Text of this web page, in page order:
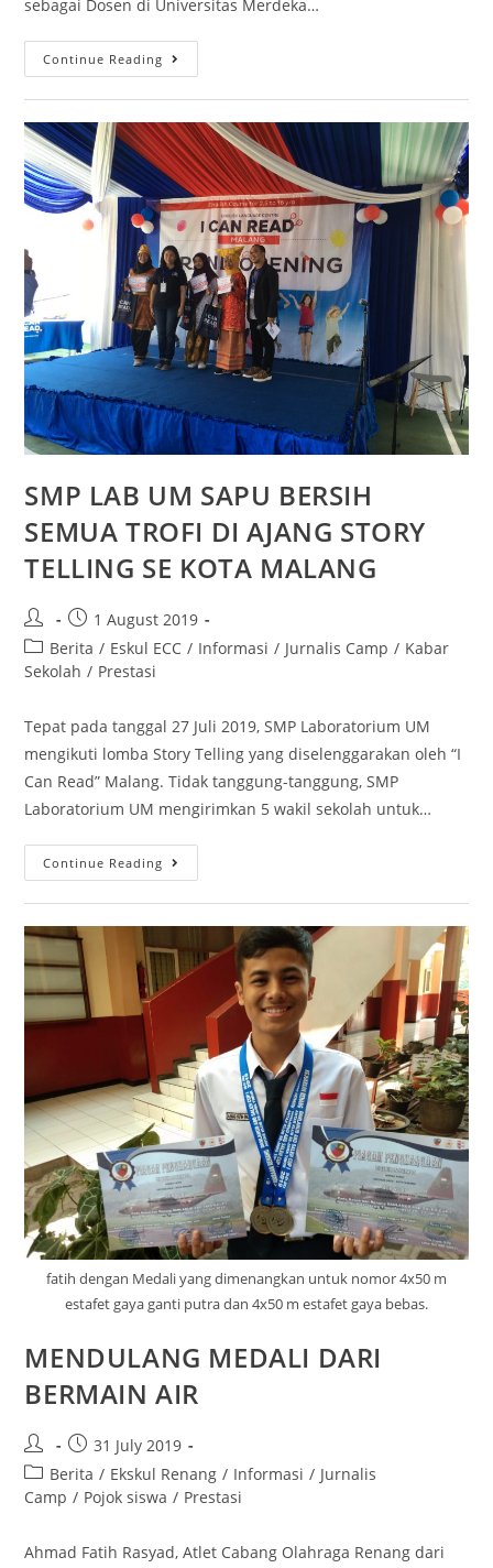
sebagai Dosen di Universitas Merdeka…
Continue Reading
SMP LAB UM SAPU BERSIH
SEMUA TROFI DI AJANG STORY
TELLING SE KOTA MALANG
1 August 2019
Berita / Eskul ECC / Informasi / Jurnalis Camp / Kabar
Sekolah / Prestasi
Tepat pada tanggal 27 Juli 2019, SMP Laboratorium UM
mengikuti lomba Story Telling yang diselenggarakan oleh “I
Can Read” Malang. Tidak tanggung-tanggung, SMP
Laboratorium UM mengirimkan 5 wakil sekolah untuk…
Continue Reading
fatih dengan Medali yang dimenangkan untuk nomor 4x50 m
estafet gaya ganti putra dan 4x50 m estafet gaya bebas.
MENDULANG MEDALI DARI
BERMAIN AIR
31 July 2019
Berita / Ekskul Renang / Informasi / Jurnalis
Camp / Pojok siswa / Prestasi
Ahmad Fatih Rasyad, Atlet Cabang Olahraga Renang dari